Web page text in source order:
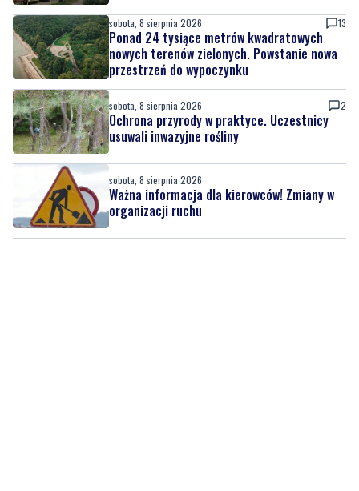
sobota, 8 sierpnia 2026 13
Ponad 24 tysiące metrów kwadratowych
nowych terenów zielonych. Powstanie nowa
przestrzeń do wypoczynku
sobota, 8 sierpnia 2026 2
Ochrona przyrody w praktyce. Uczestnicy
usuwali inwazyjne rośliny
sobota, 8 sierpnia 2026
Ważna informacja dla kierowców! Zmiany w
organizacji ruchu